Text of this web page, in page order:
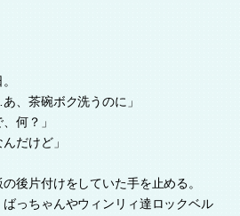
、茶碗ボク洗うのに」
何？」
だけど」
後片付けをしていた手を止める。
っちゃんやウィンリィ達ロックベル